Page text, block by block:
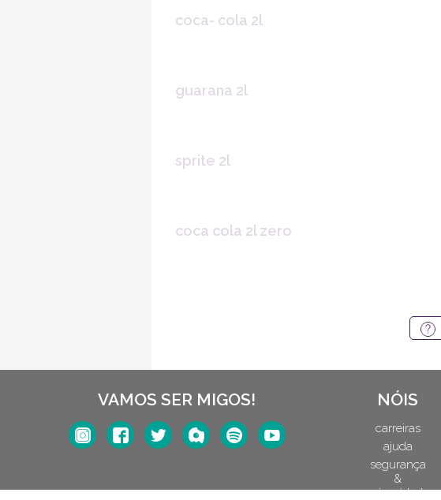
coca- cola 2l
guarana 2l
sprite 2l
coca cola 2l zero
VAMOS SER MIGOS! NÓIS
carreiras
ajuda
segurança
&
privacidade